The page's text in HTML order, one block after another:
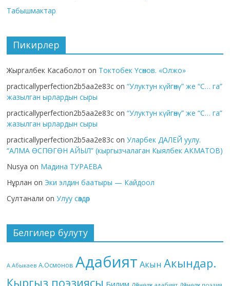
Табышмактар
Пикирлер
Жыргалбек Касаболот on Токтобек Үсөнов. «Олжо»
practicallyperfection2b5aa2e83c on“Улуктун күйгөнү” же “С… га”
жазылган ырлардын сыры
practicallyperfection2b5aa2e83c on“Улуктун күйгөнү” же “С… га”
жазылган ырлардын сыры
practicallyperfection2b5aa2e83c onУларбек ДАЛЕЙ уулу.
“АЛМА ӨСПӨГӨН АЙЫЛ” (кыргызчалаган Кыялбек АКМАТОВ)
Nusya on Мадина ТУРАЕВА
Нұрлан on Эки элдин баатыры — Кайдоол
Султанали onУлуу сөздөр
Белгилер булуту
А.Абыкаев А.Осмонов Адабият Акын Акындар.
Кыргыз поэзиясы Билим